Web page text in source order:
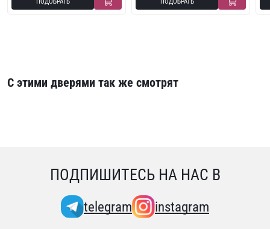
С этими дверями так же смотрят
ПОДПИШИТЕСЬ НА НАС В
telegram instagram